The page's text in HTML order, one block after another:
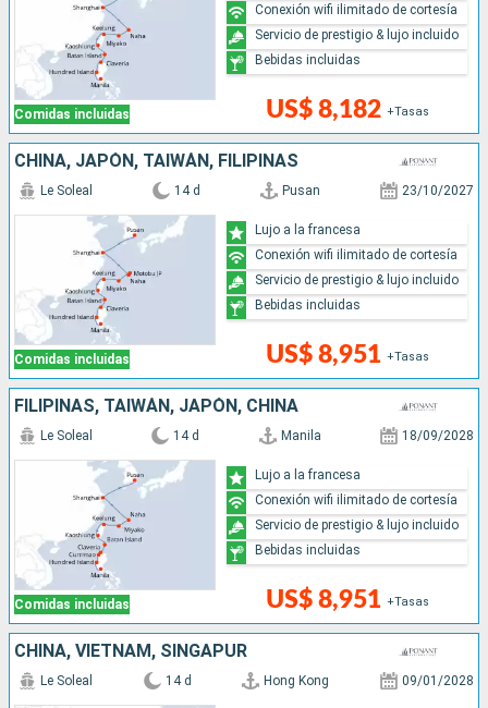
Comidas incluidas US$ 8,182 +Tasas
Conexión wifi ilimitado de cortesía
Servicio de prestigio & lujo incluido
Bebidas incluidas
CHINA, JAPÓN, TAIWÁN, FILIPINAS
Comidas incluidas
Le Soleal 14 d Pusan 23/10/2027
US$ 8,951 +Tasas
Lujo a la francesa
Conexión wifi ilimitado de cortesía
Servicio de prestigio & lujo incluido
Bebidas incluidas
FILIPINAS, TAIWÁN, JAPÓN, CHINA
Comidas incluidas
Le Soleal 14 d Manila 18/09/2028
US$ 8,951 +Tasas
Lujo a la francesa
Conexión wifi ilimitado de cortesía
Servicio de prestigio & lujo incluido
Bebidas incluidas
CHINA, VIETNAM, SINGAPUR
Le Soleal 14 d Hong Kong 09/01/2028